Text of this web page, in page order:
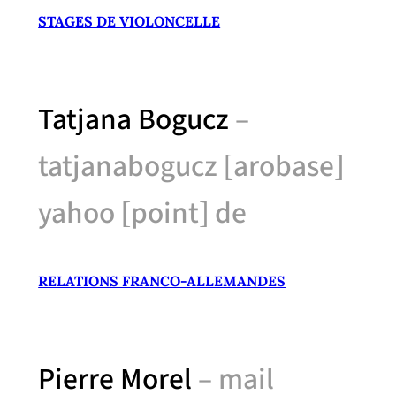
STAGES DE VIOLONCELLE
Tatjana Bogucz–
tatjanabogucz [arobase]
yahoo [point] de
RELATIONS FRANCO-ALLEMANDES
Pierre Morel– mail